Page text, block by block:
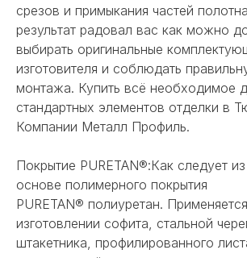
срезов и примыкания частей
результат радовал вас как можно
выбирать оригинальные
изготовителя и соблюдать
монтажа. Купить всё необходимое
стандартных элементов отделки в
Компании Металл Профиль.
Покрытие PURETAN®:Как следует
основе полимерного покрытия
PURETAN® полиуретан.
изготовлении софита, стальной
штакетника, профилированного